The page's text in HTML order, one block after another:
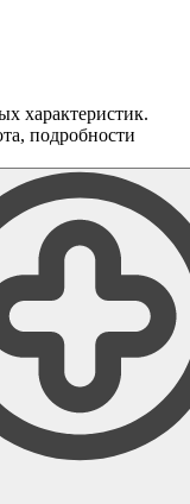
характеристик.
подробности